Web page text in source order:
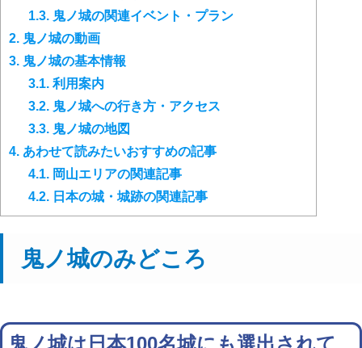
1.3. 鬼ノ城の関連イベント・プラン
2. 鬼ノ城の動画
3. 鬼ノ城の基本情報
3.1. 利用案内
3.2. 鬼ノ城への行き方・アクセス
3.3. 鬼ノ城の地図
4. あわせて読みたいおすすめの記事
4.1. 岡山エリアの関連記事
4.2. 日本の城・城跡の関連記事
鬼ノ城のみどころ
鬼ノ城は日本100名城にも選出されて